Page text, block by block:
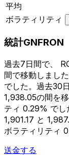
平均
ボラティリティ
統計GNFRON
過去7日間で、
間で移動しまし
でした。過去30
1,938.05の間を
ティ 0.29% で
1,901.17 と
ボラティリティ
送金する